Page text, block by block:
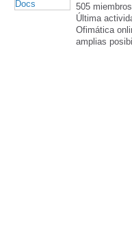
505 miembros
Última
Ofimática
amplias